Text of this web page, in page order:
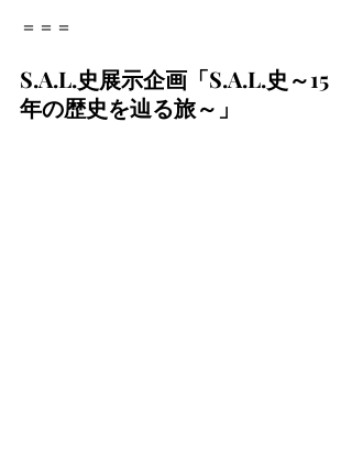
＝＝＝
S.A.L.史展示企画「S.A.L.史～15
年の歴史を辿る旅～」